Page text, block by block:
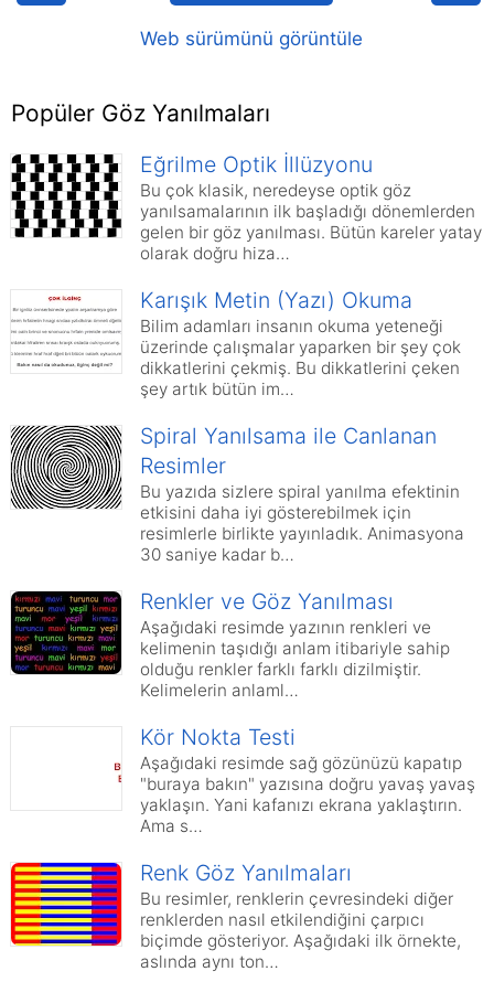
Web sürümünü görüntüle
Popüler Göz Yanılmaları
Eğrilme Optik İllüzyonu
Bu çok klasik, neredeyse optik göz
yanılsamalarının ilk başladığı dönemlerden
gelen bir göz yanılması. Bütün kareler yatay
olarak doğru hiza…
Karışık Metin (Yazı) Okuma
Bilim adamları insanın okuma yeteneği
üzerinde çalışmalar yaparken bir şey çok
dikkatlerini çekmiş. Bu dikkatlerini çeken
şey artık bütün im…
Spiral Yanılsama ile Canlanan
Resimler
Bu yazıda sizlere spiral yanılma efektinin
etkisini daha iyi gösterebilmek için
resimlerle birlikte yayınladık. Animasyona
30 saniye kadar b…
Renkler ve Göz Yanılması
Aşağıdaki resimde yazının renkleri ve
kelimenin taşıdığı anlam itibariyle sahip
olduğu renkler farklı farklı dizilmiştir.
Kelimelerin anlaml…
Kör Nokta Testi
Aşağıdaki resimde sağ gözünüzü kapatıp
"buraya bakın" yazısına doğru yavaş yavaş
yaklaşın. Yani kafanızı ekrana yaklaştırın.
Ama s…
Renk Göz Yanılmaları
Bu resimler, renklerin çevresindeki diğer
renklerden nasıl etkilendiğini çarpıcı
biçimde gösteriyor. Aşağıdaki ilk örnekte,
aslında aynı ton…